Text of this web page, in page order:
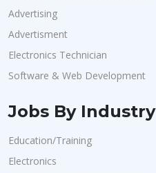
Advertising
Advertisment
Electronics Technician
Software & Web Development
Jobs By Industry
Education/Training
Electronics